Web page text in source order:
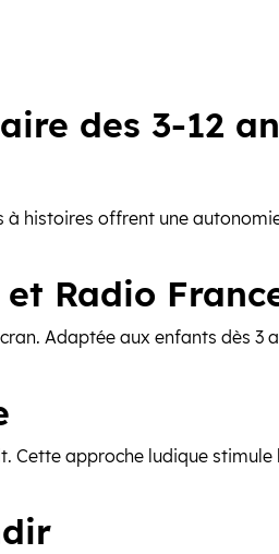
des 3-12
à histoires offrent une
Radio
Adaptée aux enfants dès 3
Cette approche ludique